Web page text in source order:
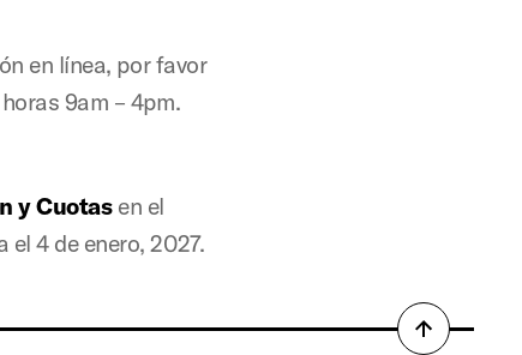
en línea, por favor
9am – 4pm.
y Cuotasen el
4 de enero, 2027.
Back